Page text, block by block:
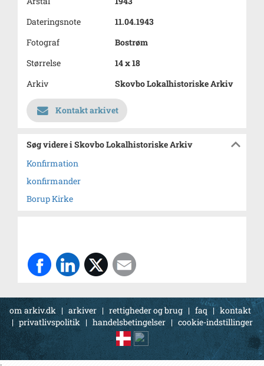
Dateringsnote
11.04.1943
Fotograf
Bostrøm
Størrelse
14 x 18
Arkiv
Skovbo Lokalhistoriske Arkiv
Kontakt arkivet
Søg videre i Skovbo Lokalhistoriske Arkiv
Konfirmation
konfirmander
Borup Kirke
om arkiv.dk | arkiver | rettigheder og brug | faq | kontakt
|privatlivspolitik | handelsbetingelser | cookie-indstillinger